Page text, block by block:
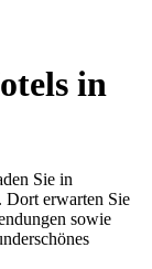
in
Sie in
Dort erwarten Sie
sowie